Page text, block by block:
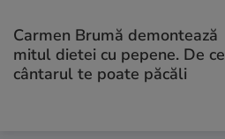
Carmen Brumă demontează
mitul dietei cu pepene. De ce
cântarul te poate păcăli